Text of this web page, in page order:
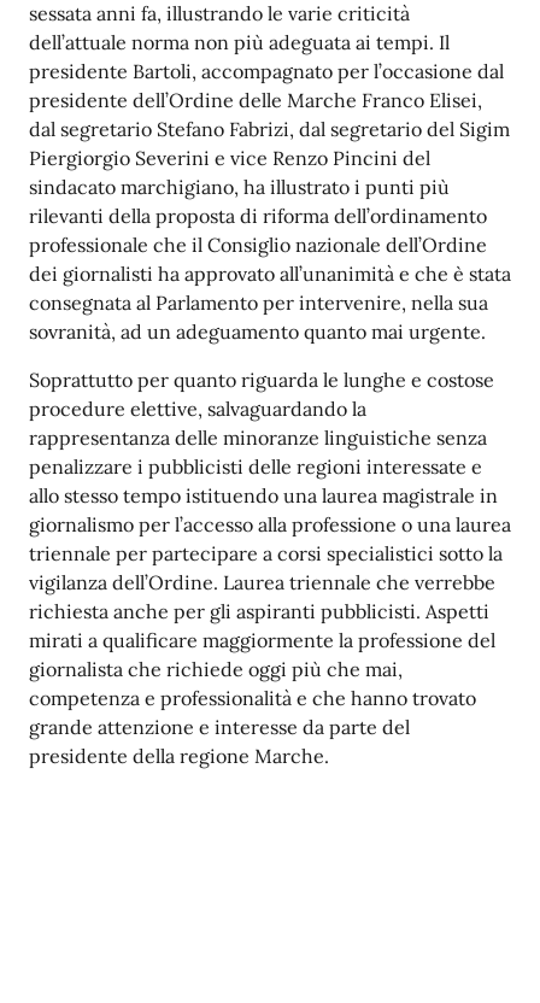
sessata anni fa, illustrando le varie criticità
dell’attuale norma non più adeguata ai tempi. Il
presidente Bartoli, accompagnato per l’occasione dal
presidente dell’Ordine delle Marche Franco Elisei,
dal segretario Stefano Fabrizi, dal segretario del Sigim
Piergiorgio Severini e vice Renzo Pincini del
sindacato marchigiano, ha illustrato i punti più
rilevanti della proposta di riforma dell’ordinamento
professionale che il Consiglio nazionale dell’Ordine
dei giornalisti ha approvato all’unanimità e che è stata
consegnata al Parlamento per intervenire, nella sua
sovranità, ad un adeguamento quanto mai urgente.
Soprattutto per quanto riguarda le lunghe e costose
procedure elettive, salvaguardando la
rappresentanza delle minoranze linguistiche senza
penalizzare i pubblicisti delle regioni interessate e
allo stesso tempo istituendo una laurea magistrale in
giornalismo per l’accesso alla professione o una laurea
triennale per partecipare a corsi specialistici sotto la
vigilanza dell’Ordine. Laurea triennale che verrebbe
richiesta anche per gli aspiranti pubblicisti. Aspetti
mirati a qualificare maggiormente la professione del
giornalista che richiede oggi più che mai,
competenza e professionalità e che hanno trovato
grande attenzione e interesse da parte del
presidente della regione Marche.